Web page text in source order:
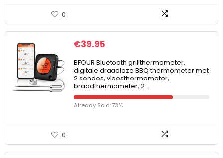
0
€39.95
BFOUR Bluetooth grillthermometer,
digitale draadloze BBQ thermometer met
2 sondes, vleesthermometer,
braadthermometer, 2…
Already Sold: 73%
0